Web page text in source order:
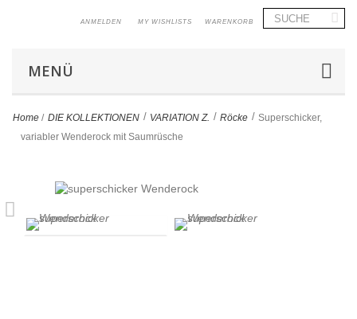
WARENKORB
MY WISHLISTS
ANMELDEN
MENÜ
Home / DIE KOLLEKTIONEN > VARIATION Z. > Röcke > Superschicker,
variabler Wenderock mit Saumrüsche